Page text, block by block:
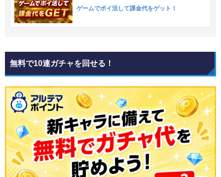
ゲームでポイ活して課金代をゲット！
無料で10連ガチャを回せる！